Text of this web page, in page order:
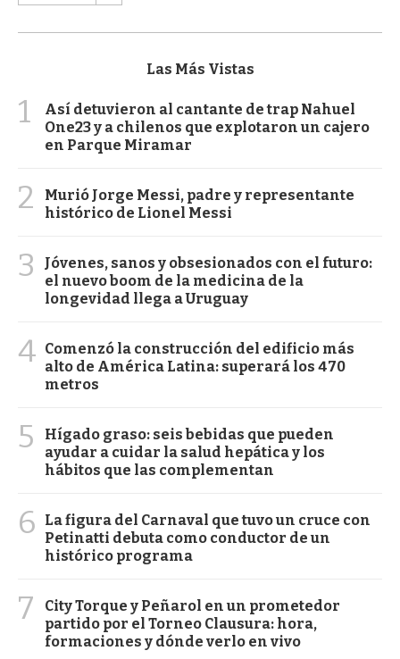
Las Más Vistas
1
Así detuvieron al cantante de trap Nahuel
One23 y a chilenos que explotaron un cajero
en Parque Miramar
2
Murió Jorge Messi, padre y representante
histórico de Lionel Messi
3
Jóvenes, sanos y obsesionados con el futuro:
el nuevo boom de la medicina de la
longevidad llega a Uruguay
4 Comenzó la construcción del edificio más
alto de América Latina: superará los 470
metros
5
Hígado graso: seis bebidas que pueden
ayudar a cuidar la salud hepática y los
hábitos que las complementan
6
La figura del Carnaval que tuvo un cruce con
Petinatti debuta como conductor de un
histórico programa
7
City Torque y Peñarol en un prometedor
partido por el Torneo Clausura: hora,
formaciones y dónde verlo en vivo